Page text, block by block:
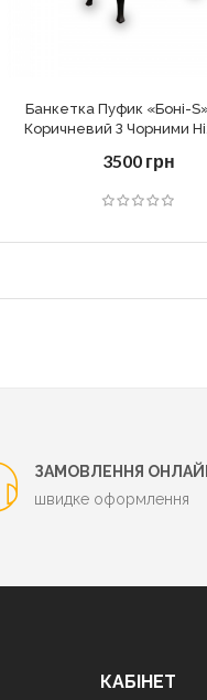
Банкетка Пуфик «Боні-
Коричневий З Чорними
3500 грн
ЗАМОВЛЕННЯ
швидке оформлення
КАБІНЕТ